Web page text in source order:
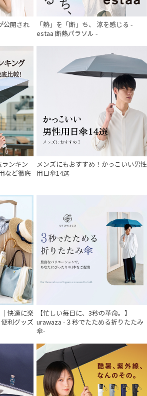
公開され
「熱」を「断」ち、 涼を感じる -
estaa 断熱パラソル -
ランキン
など徹底
メンズにもおすすめ！かっこいい男性
用日傘14選
快適に楽
利グッズ
【忙しい毎日に、3秒の革命。】
urawaza -３秒でたためる折りたたみ
傘-